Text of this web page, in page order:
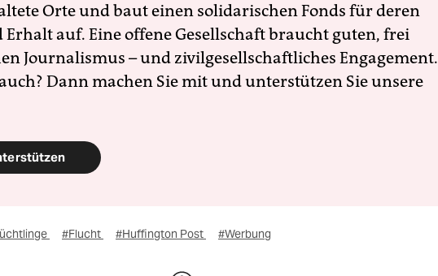
Orte und baut einen solidarischen Fonds für deren
Erhalt auf. Eine offene Gesellschaft braucht guten, frei
Journalismus – und zivilgesellschaftliches Engagement.
Dann machen Sie mit und unterstützen Sie unsere
#Flucht #Huffington Post #Werbung